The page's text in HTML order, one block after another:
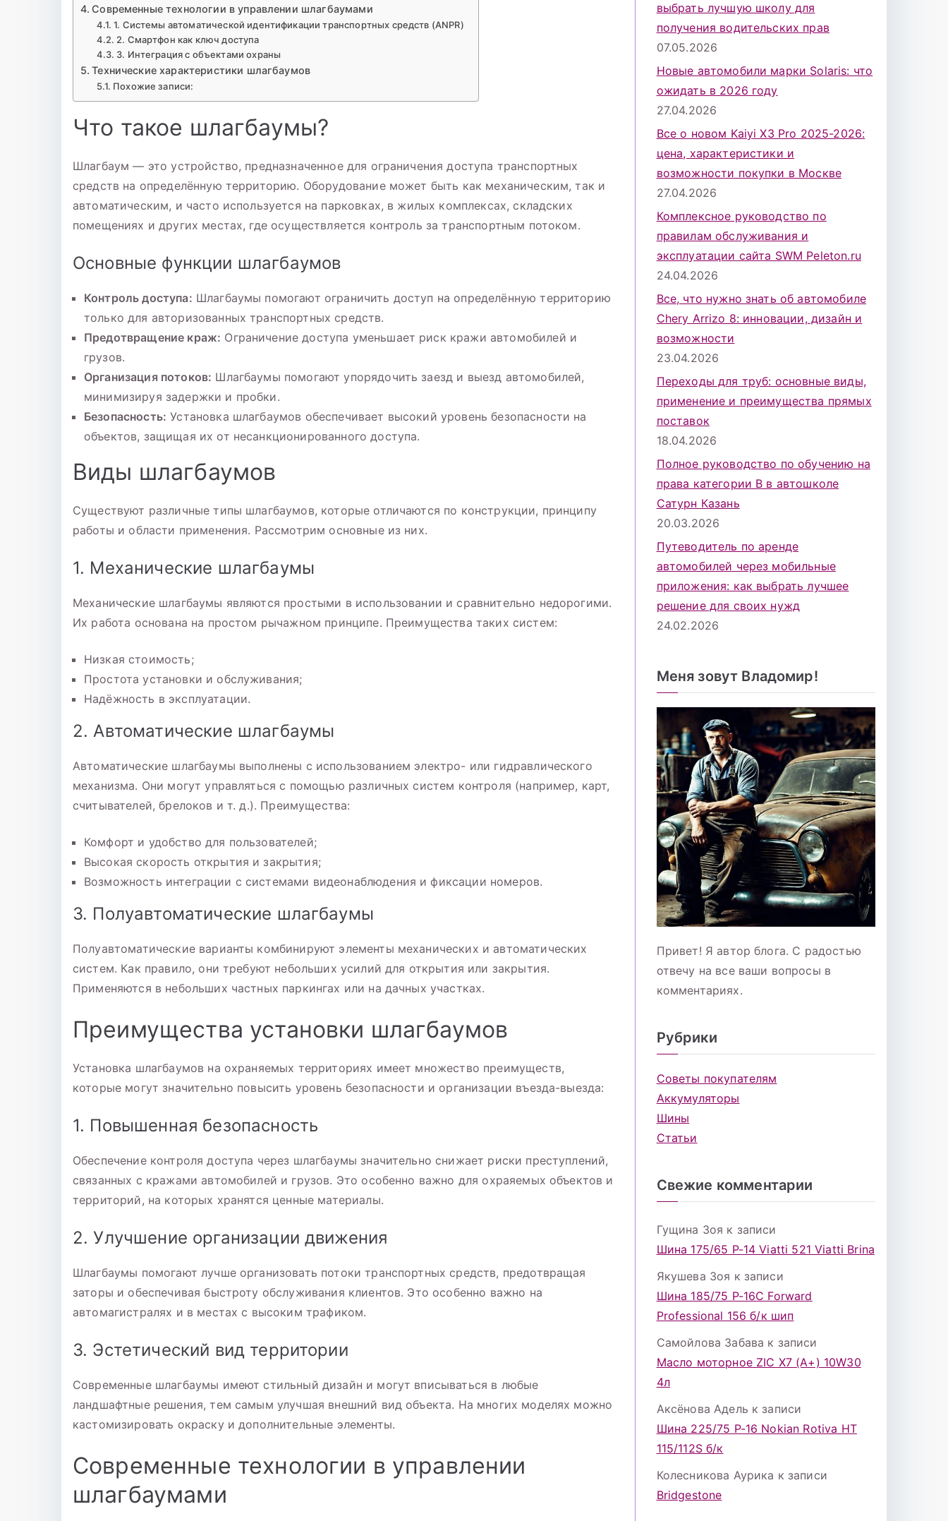
Современные технологии в управлении шлагбаумами
1. Системы автоматической идентификации транспортных средств (ANPR)
2. Смартфон как ключ доступа
3. Интеграция с объектами охраны
Технические характеристики шлагбаумов
Похожие записи:
Что такое шлагбаумы?
Шлагбаум — это устройство, предназначенное для ограничения доступа транспортных
средств на определённую территорию. Оборудование может быть как механическим, так и
автоматическим, и часто используется на парковках, в жилых комплексах, складских
помещениях и других местах, где осуществляется контроль за транспортным потоком.
Основные функции шлагбаумов
Контроль доступа: Шлагбаумы помогают ограничить доступ на определённую территорию
только для авторизованных транспортных средств.
Предотвращение краж: Ограничение доступа уменьшает риск кражи автомобилей и
грузов.
Организация потоков: Шлагбаумы помогают упорядочить заезд и выезд автомобилей,
минимизируя задержки и пробки.
Безопасность: Установка шлагбаумов обеспечивает высокий уровень безопасности на
объектов, защищая их от несанкционированного доступа.
Виды шлагбаумов
Существуют различные типы шлагбаумов, которые отличаются по конструкции, принципу
работы и области применения. Рассмотрим основные из них.
1. Механические шлагбаумы
Механические шлагбаумы являются простыми в использовании и сравнительно недорогими.
Их работа основана на простом рычажном принципе. Преимущества таких систем:
Низкая стоимость;
Простота установки и обслуживания;
Надёжность в эксплуатации.
2. Автоматические шлагбаумы
Автоматические шлагбаумы выполнены с использованием электро- или гидравлического
механизма. Они могут управляться с помощью различных систем контроля (например, карт,
считывателей, брелоков и т. д.). Преимущества:
Комфорт и удобство для пользователей;
Высокая скорость открытия и закрытия;
Возможность интеграции с системами видеонаблюдения и фиксации номеров.
3. Полуавтоматические шлагбаумы
Полуавтоматические варианты комбинируют элементы механических и автоматических
систем. Как правило, они требуют небольших усилий для открытия или закрытия.
Применяются в небольших частных паркингах или на дачных участках.
Преимущества установки шлагбаумов
Установка шлагбаумов на охраняемых территориях имеет множество преимуществ,
которые могут значительно повысить уровень безопасности и организации въезда-выезда:
1. Повышенная безопасность
Обеспечение контроля доступа через шлагбаумы значительно снижает риски преступлений,
связанных с кражами автомобилей и грузов. Это особенно важно для охраяемых объектов и
территорий, на которых хранятся ценные материалы.
2. Улучшение организации движения
Шлагбаумы помогают лучше организовать потоки транспортных средств, предотвращая
заторы и обеспечивая быстроту обслуживания клиентов. Это особенно важно на
автомагистралях и в местах с высоким трафиком.
3. Эстетический вид территории
Современные шлагбаумы имеют стильный дизайн и могут вписываться в любые
ландшафтные решения, тем самым улучшая внешний вид объекта. На многих моделях можно
кастомизировать окраску и дополнительные элементы.
Современные технологии в управлении
шлагбаумами
выбрать лучшую школу для
получения водительских прав
07.05.2026
Новые автомобили марки Solaris: что
ожидать в 2026 году
27.04.2026
Все о новом Kaiyi X3 Pro 2025-2026:
цена, характеристики и
возможности покупки в Москве
27.04.2026
Комплексное руководство по
правилам обслуживания и
эксплуатации сайта SWM Peleton.ru
24.04.2026
Все, что нужно знать об автомобиле
Chery Arrizo 8: инновации, дизайн и
возможности
23.04.2026
Переходы для труб: основные виды,
применение и преимущества прямых
поставок
18.04.2026
Полное руководство по обучению на
права категории B в автошколе
Сатурн Казань
20.03.2026
Путеводитель по аренде
автомобилей через мобильные
приложения: как выбрать лучшее
решение для своих нужд
24.02.2026
Меня зовут Владомир!
Привет! Я автор блога. С радостью
отвечу на все ваши вопросы в
комментариях.
Рубрики
Советы покупателям
Аккумуляторы
Шины
Статьи
Свежие комментарии
Гущина Зоя к записи
Шина 175/65 Р-14 Viatti 521 Viatti Brina
Якушева Зоя к записи
Шина 185/75 Р-16С Forward
Professional 156 б/к шип
Самойлова Забава к записи
Масло моторное ZIC X7 (A+) 10W30
4л
Аксёнова Адель к записи
Шина 225/75 Р-16 Nokian Rotiva HT
115/112S б/к
Колесникова Аурика к записи
Bridgestone